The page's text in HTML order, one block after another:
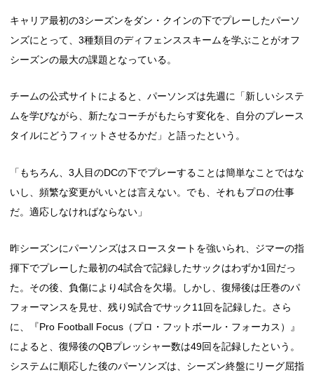
キャリア最初の3シーズンをダン・クインの下でプレーしたパーソ
ンズにとって、3種類目のディフェンススキームを学ぶことがオフ
シーズンの最大の課題となっている。
チームの公式サイトによると、パーソンズは先週に「新しいシステ
ムを学びながら、新たなコーチがもたらす変化を、自分のプレース
タイルにどうフィットさせるかだ」と語ったという。
「もちろん、3人目のDCの下でプレーすることは簡単なことではな
いし、頻繁な変更がいいとは言えない。でも、それもプロの仕事
だ。適応しなければならない」
昨シーズンにパーソンズはスロースタートを強いられ、ジマーの指
揮下でプレーした最初の4試合で記録したサックはわずか1回だっ
た。その後、負傷により4試合を欠場。しかし、復帰後は圧巻のパ
フォーマンスを見せ、残り9試合でサック11回を記録した。さら
に、『Pro Football Focus（プロ・フットボール・フォーカス）』
によると、復帰後のQBプレッシャー数は49回を記録したという。
システムに順応した後のパーソンズは、シーズン終盤にリーグ屈指